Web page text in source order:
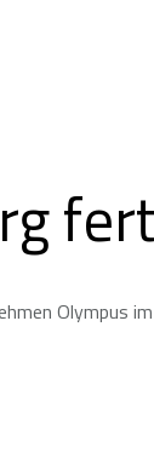
Olympus